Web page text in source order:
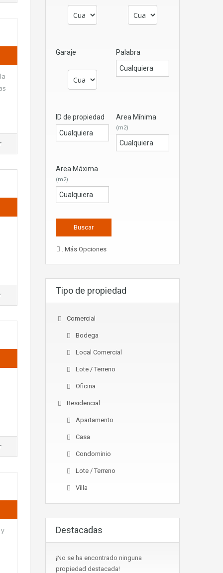
Garaje Palabra
ID de propiedad Area Mínima
(m2)
Area Máxima
(m2)
. Más Opciones
Tipo de propiedad
Comercial
Bodega
Local Comercial
Lote / Terreno
Oficina
Residencial
Apartamento
Casa
Condominio
Lote / Terreno
Villa
Destacadas
¡No se ha encontrado ninguna
propiedad destacada!